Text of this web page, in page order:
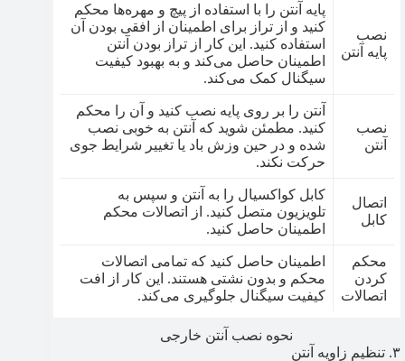
نصب
پایه آنتن
پایه آنتن را با استفاده از پیچ و مهره‌ها محکم
کنید و از تراز برای اطمینان از افقی بودن آن
استفاده کنید. این کار از تراز بودن آنتن
اطمینان حاصل می‌کند و به بهبود کیفیت
سیگنال کمک می‌کند.
نصب
آنتن
آنتن را بر روی پایه نصب کنید و آن را محکم
کنید. مطمئن شوید که آنتن به خوبی نصب
شده و در حین وزش باد یا تغییر شرایط جوی
حرکت نکند.
اتصال
کابل
کابل کواکسیال را به آنتن و سپس به
تلویزیون متصل کنید. از اتصالات محکم
اطمینان حاصل کنید.
محکم
کردن
اتصالات
اطمینان حاصل کنید که تمامی اتصالات
محکم و بدون نشتی هستند. این کار از افت
کیفیت سیگنال جلوگیری می‌کند.
نحوه نصب آنتن خارجی
۳. تنظیم زاویه آنتن